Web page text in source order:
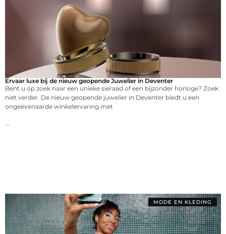
Ervaar luxe bij de nieuw geopende Juwelier in Deventer
Bent u op zoek naar een unieke sieraad of een bijzonder horloge? Zoek
niet verder. De nieuw geopende juwelier in Deventer biedt u een
ongeëvenaarde winkelervaring met
MODE EN KLEDING